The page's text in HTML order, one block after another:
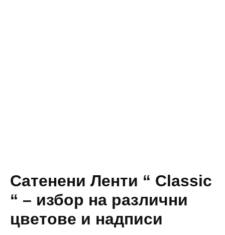
Сатенени Ленти “ Classic
“ – избор на различни
цветове и надписи